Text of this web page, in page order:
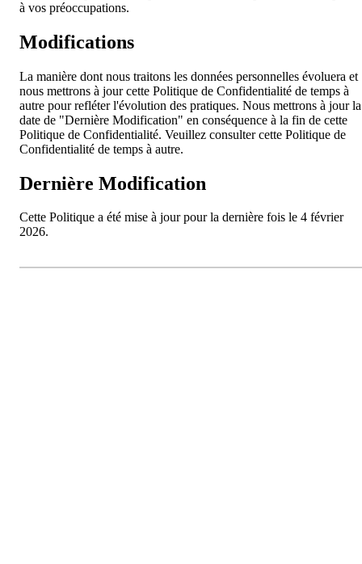
à vos préoccupations.
Modifications
La manière dont nous traitons les données personnelles évoluera et
nous mettrons à jour cette Politique de Confidentialité de temps à
autre pour refléter l'évolution des pratiques. Nous mettrons à jour la
date de "Dernière Modification" en conséquence à la fin de cette
Politique de Confidentialité. Veuillez consulter cette Politique de
Confidentialité de temps à autre.
Dernière Modification
Cette Politique a été mise à jour pour la dernière fois le 4 février
2026.